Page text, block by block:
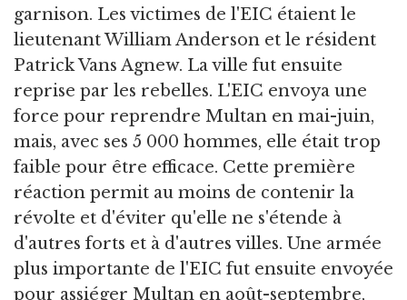
garnison. Les victimes de l'EIC étaient le
lieutenant William Anderson et le résident
Patrick Vans Agnew. La ville fut ensuite
reprise par les rebelles. L'EIC envoya une
force pour reprendre Multan en mai-juin,
mais, avec ses 5 000 hommes, elle était trop
faible pour être efficace. Cette première
réaction permit au moins de contenir la
révolte et d'éviter qu'elle ne s'étende à
d'autres forts et à d'autres villes. Une armée
plus importante de l'EIC fut ensuite envoyée
pour assiéger Multan en août-septembre,